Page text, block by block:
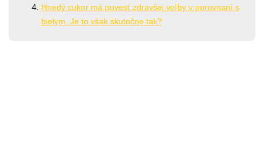
Hnedý cukor má povesť zdravšej voľby v porovnaní s
bielym. Je to však skutočne tak?